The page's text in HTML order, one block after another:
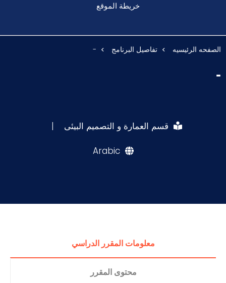
خريطة الموقع
الصفحه الرئيسيه تفاصيل البرنامج -
-
قسم العمارة و التصميم البيئى |
Arabic
معلومات المقرر الدراسي
محتوى المقرر